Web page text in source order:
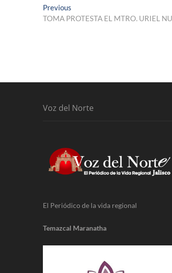
Navegación
de
Previous
post:
TOMA PROTESTA EL MTRO. URIEL
Voz del Norte
El Periódico de la vida regional
Temazcal Maranatha